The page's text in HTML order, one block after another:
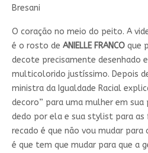
Bresani
O coração no meio do peito. A
é o rosto de ANIELLE FRANCOque
decote precisamente desenhado
multicolorido justíssimo. Depois
ministra da Igualdade Racial
decoro” para uma mulher em
dedo por ela e sua stylist para
recado é que não vou mudar
é que tem que mudar para que a